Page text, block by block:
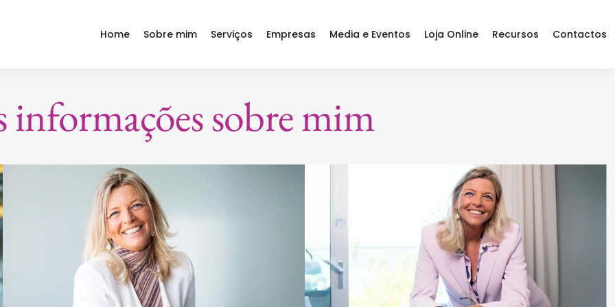
Home Sobre mim Serviços Empresas Media e Eventos Loja Online Recursos Contactos
informações sobre mim